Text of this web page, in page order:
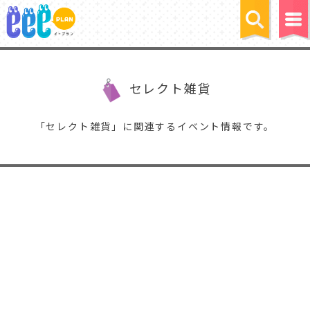
セレクト雑貨
「セレクト雑貨」に関連するイベント情報です。